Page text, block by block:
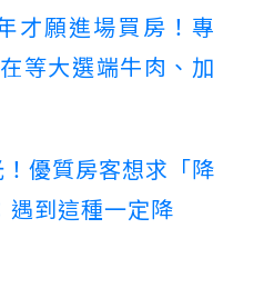
才願進場買房！專
等大選端牛肉、加
優質房客想求「降
遇到這種一定降